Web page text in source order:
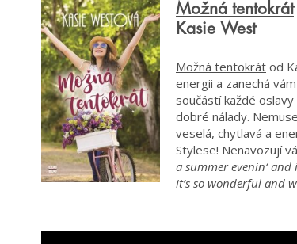
Možná tentokrát
Kasie West
Možná tentokrát od
energii a zanechá
součástí každé
dobré nálady.
veselá, chytlavá a
Stylese! Nenavozují
a summer evenin‘
it’s so wonderful and